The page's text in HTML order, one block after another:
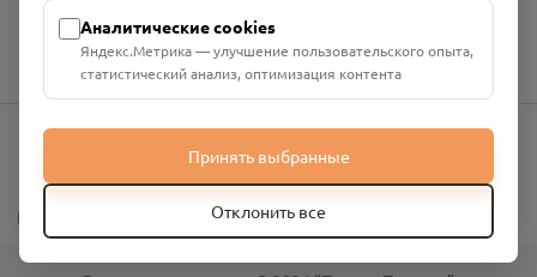
info@pomnim.online
Аналитические cookies
Яндекс.Метрика — улучшение пользовательского опыта,
статистический анализ, оптимизация контента
Принять выбранные
Отклонить все